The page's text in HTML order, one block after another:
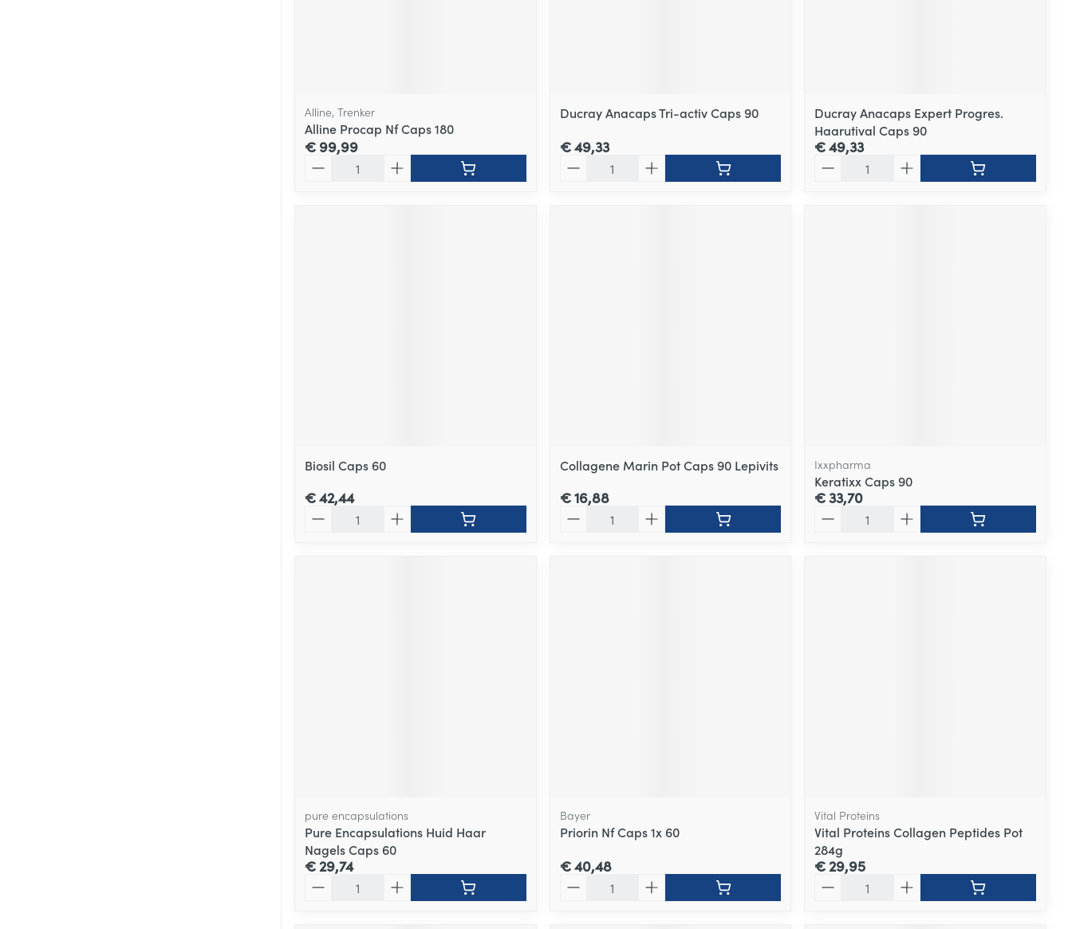
Alline, Trenker
Alline Procap Nf Caps 180
€ 99,99
Ducray Anacaps Tri-activ Caps 90
€ 49,33
Ducray Anacaps Expert Progres.
Haarutival Caps 90
€ 49,33
Biosil Caps 60
€ 42,44
Collagene Marin Pot Caps 90 Lepivits
€ 16,88
Ixxpharma
Keratixx Caps 90
€ 33,70
pure encapsulations
Pure Encapsulations Huid Haar
Nagels Caps 60
€ 29,74
Bayer
Priorin Nf Caps 1x 60
€ 40,48
Vital Proteins
Vital Proteins Collagen Peptides Pot
284g
€ 29,95